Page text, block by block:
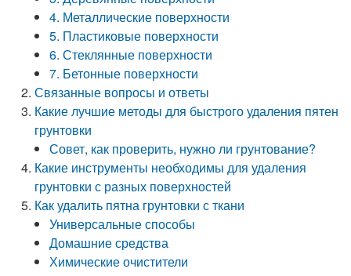
4. Металлические поверхности
5. Пластиковые поверхности
6. Стеклянные поверхности
7. Бетонные поверхности
Связанные вопросы и ответы
Какие лучшие методы для быстрого удаления пятен
грунтовки
Совет, как проверить, нужно ли грунтование?
Какие инструменты необходимы для удаления
грунтовки с разных поверхностей
Как удалить пятна грунтовки с ткани
Универсальные способы
Домашние средства
Химические очистители